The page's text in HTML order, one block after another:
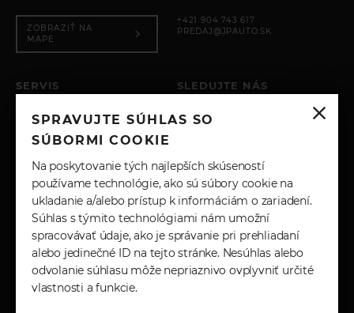
SPRAVUJTE SÚHLAS SO
SÚBORMI COOKIE
Na poskytovanie tých najlepších skúseností
používame technológie, ako sú súbory cookie na
ukladanie a/alebo prístup k informáciám o zariadení.
Súhlas s týmito technológiami nám umožní
spracovávať údaje, ako je správanie pri prehliadaní
alebo jedinečné ID na tejto stránke. Nesúhlas alebo
odvolanie súhlasu môže nepriaznivo ovplyvniť určité
vlastnosti a funkcie.
ZOBRAZIŤ NA
MAPE
+421 904 743 617
PREDAJ@JPAUTO.SK
SERVIS
PO – PIA: 8:00 - 17:00
SOBOTA: ZATVORENÉ
NEDEĽA: ZATVORENÉ
+421 904 743 617
SERVIS@JPAUTO.SK
SLEDUJTE NÁS
FACEBOOK
LINKEDIN
YOUTUBE